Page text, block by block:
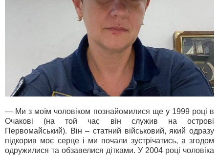
— Ми з моїм чоловіком познайомилися ще у 1999 році в
Очакові (на той час він служив на острові
Первомайський). Він – статний військовий, який одразу
підкорив моє серце і ми почали зустрічатись, а згодом
одружилися та обзавелися дітками. У 2004 році чоловіка